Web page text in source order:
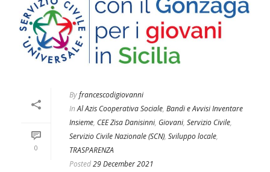
0
Byfrancescodigiovanni
In Al Azis Cooperativa Sociale, Bandi e Avvisi Inventare
Insieme, CEE Zisa Danisinni, Giovani, Servizio Civile,
Servizio Civile Nazionale (SCN), Sviluppo locale,
TRASPARENZA
Posted29 December 2021